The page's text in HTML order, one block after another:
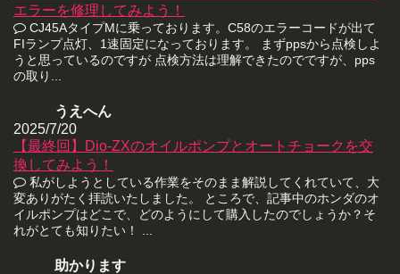
エラーを修理してみよう！
CJ45AタイプMに乗っております。C58のエラーコードが出て
FIランプ点灯、1速固定になっております。 まずppsから点検しよ
うと思っているのですが 点検方法は理解できたのでですが、pps
の取り...
うえへん
2025/7/20
【最終回】Dio-ZXのオイルポンプとオートチョークを交
換してみよう！
私がしようとしている作業をそのまま解説してくれていて、大
変ありがたく拝読いたしました。 ところで、記事中のホンダのオ
イルポンプはどこで、どのようにして購入したのでしょうか？そ
れがとても知りたい！ ...
助かります